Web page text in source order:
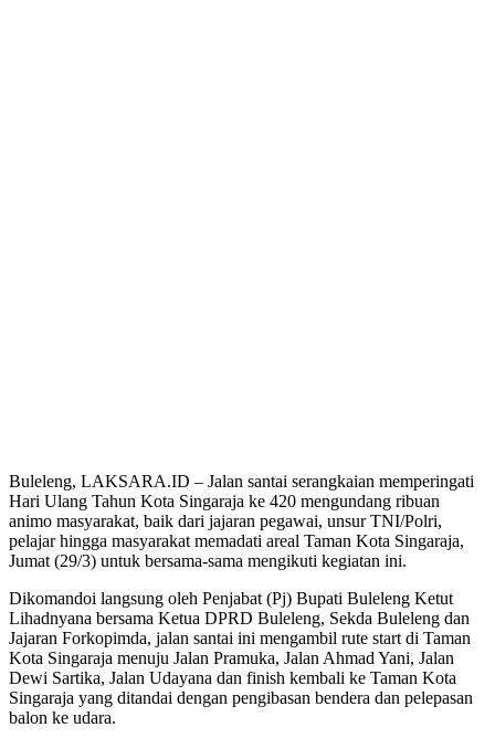
Buleleng, LAKSARA.ID – Jalan santai serangkaian memperingati
Hari Ulang Tahun Kota Singaraja ke 420 mengundang ribuan
animo masyarakat, baik dari jajaran pegawai, unsur TNI/Polri,
pelajar hingga masyarakat memadati areal Taman Kota Singaraja,
Jumat (29/3) untuk bersama-sama mengikuti kegiatan ini.
Dikomandoi langsung oleh Penjabat (Pj) Bupati Buleleng Ketut
Lihadnyana bersama Ketua DPRD Buleleng, Sekda Buleleng dan
Jajaran Forkopimda, jalan santai ini mengambil rute start di Taman
Kota Singaraja menuju Jalan Pramuka, Jalan Ahmad Yani, Jalan
Dewi Sartika, Jalan Udayana dan finish kembali ke Taman Kota
Singaraja yang ditandai dengan pengibasan bendera dan pelepasan
balon ke udara.